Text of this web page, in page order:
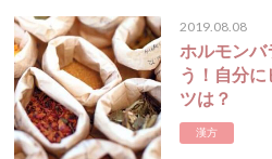
2019.08.08
ホルモンバ
う！自分
ツは？
漢方